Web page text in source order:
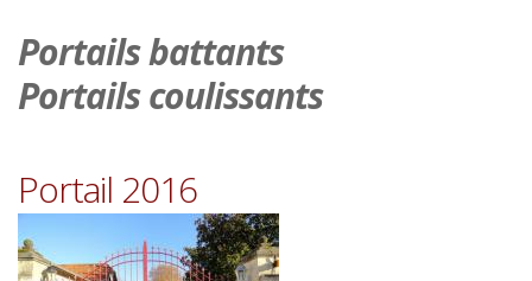
Portails battants
Portails coulissants
Portail 2016